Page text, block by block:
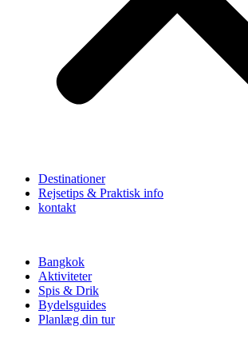
Destinationer
Rejsetips & Praktisk info
kontakt
Bangkok
Aktiviteter
Spis & Drik
Bydelsguides
Planlæg din tur